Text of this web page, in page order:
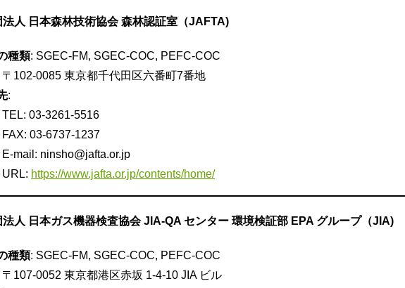
法人 日本森林技術協会 森林認証室（JAFTA)
種類: SGEC-FM, SGEC-COC, PEFC-COC
〒102-0085 東京都千代田区六番町7番地
:
TEL: 03-3261-5516
FAX: 03-6737-1237
E-mail: ninsho@jafta.or.jp
URL: https://www.jafta.or.jp/contents/home/
法人 日本ガス機器検査協会 JIA-QA センター 環境検証部 EPA グループ（JIA)
種類: SGEC-FM, SGEC-COC, PEFC-COC
〒107-0052 東京都港区赤坂 1-4-10 JIA ビル